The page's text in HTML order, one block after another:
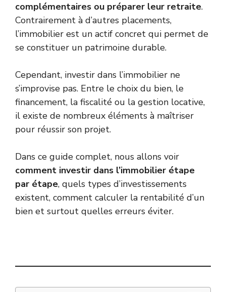
complémentaires ou préparer leur retraite.
Contrairement à d’autres placements,
l’immobilier est un actif concret qui permet de
se constituer un patrimoine durable.
Cependant, investir dans l’immobilier ne
s’improvise pas. Entre le choix du bien, le
financement, la fiscalité ou la gestion locative,
il existe de nombreux éléments à maîtriser
pour réussir son projet.
Dans ce guide complet, nous allons voir
comment investir dans l’immobilier étape
par étape, quels types d’investissements
existent, comment calculer la rentabilité d’un
bien et surtout quelles erreurs éviter.